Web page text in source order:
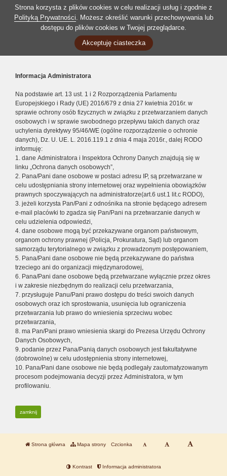
Strona korzysta z plików cookies w celu realizacji usług i zgodnie z
Polityką Prywatności. Możesz określić warunki przechowywania lub
dostępu do plików cookies w Twojej przeglądarce.
Akceptuję ciasteczka
Informacja Administratora
Na podstawie art. 13 ust. 1 i 2 Rozporządzenia Parlamentu
Europejskiego i Rady (UE) 2016/679 z dnia 27 kwietnia 2016r. w
sprawie ochrony osób fizycznych w związku z przetwarzaniem danych
osobowych i w sprawie swobodnego przepływu takich danych oraz
uchylenia dyrektywy 95/46/WE (ogólne rozporządzenie o ochronie
danych), Dz. U. UE. L. 2016.119.1 z dnia 4 maja 2016r., dalej RODO
informuję:
1. dane Administratora i Inspektora Ochrony Danych znajdują się w
linku „Ochrona danych osobowych”,
2. Pana/Pani dane osobowe w postaci adresu IP, są przetwarzane w
celu udostępniania strony internetowej oraz wypełnienia obowiązków
prawnych spoczywających na administratorze(art.6 ust.1 lit.c RODO),
3. jeżeli korzysta Pan/Pani z odnośnika na stronie będącego adresem
e-mail placówki to zgadza się Pan/Pani na przetwarzanie danych w
celu udzielenia odpowiedzi,
4. dane osobowe mogą być przekazywane organom państwowym,
organom ochrony prawnej (Policja, Prokuratura, Sąd) lub organom
samorządu terytorialnego w związku z prowadzonym postępowaniem,
5. Pana/Pani dane osobowe nie będą przekazywane do państwa
trzeciego ani do organizacji międzynarodowej,
6. Pana/Pani dane osobowe będą przetwarzane wyłącznie przez okres
i w zakresie niezbędnym do realizacji celu przetwarzania,
7. przysługuje Panu/Pani prawo dostępu do treści swoich danych
osobowych oraz ich sprostowania, usunięcia lub ograniczenia
przetwarzania lub prawo do wniesienia sprzeciwu wobec
przetwarzania,
8. ma Pan/Pani prawo wniesienia skargi do Prezesa Urzędu Ochrony
Danych Osobowych,
9. podanie przez Pana/Panią danych osobowych jest fakultatywne
(dobrowolne) w celu udostępnienia strony internetowej,
10. Pana/Pani dane osobowe nie będą podlegały zautomatyzowanym
procesom podejmowania decyzji przez Administratora, w tym
profilowaniu.
zamknij
Strona główna Mapa strony Czcionka
Kontrast Informacja administratora